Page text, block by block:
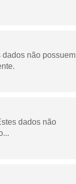
dados não possuem
dados não